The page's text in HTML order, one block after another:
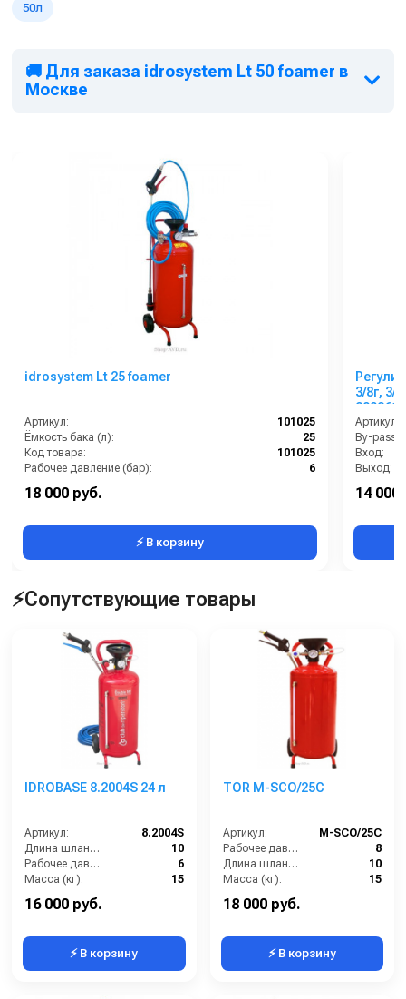
50л
🚚 Для заказа idrosystem Lt 50 foamer в
Москве
idrosystem Lt 25 foamer
Артикул:
101025
Ёмкость бака (л):
25
Код товара:
101025
Рабочее давление (бар):
6
18 000 руб.
⚡ В корзину
3/8г, 3/
Артикул:
By-pass:
Вход:
Выход:
14 000
⚡Сопутствующие товары
IDROBASE 8.2004S 24 л
Артикул:
8.2004S
Длина шланга (м):
10
Рабочее давление (бар):
6
Масса (кг):
15
16 000 руб.
⚡ В корзину
TOR M-SCO/25C
Артикул:
M-SCO/25C
Рабочее давление (бар):
8
Длина шланга (м):
10
Масса (кг):
15
18 000 руб.
⚡ В корзину